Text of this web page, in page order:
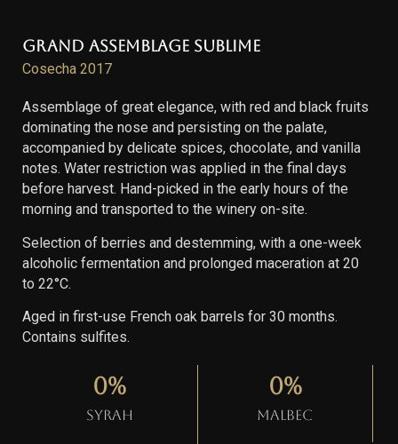
Grand Assemblage Sublime
Cosecha 2017
Assemblage of great elegance, with red and black fruits
dominating the nose and persisting on the palate,
accompanied by delicate spices, chocolate, and vanilla
notes. Water restriction was applied in the final days
before harvest. Hand-picked in the early hours of the
morning and transported to the winery on-site.
Selection of berries and destemming, with a one-week
alcoholic fermentation and prolonged maceration at 20
to 22°C.
Aged in first-use French oak barrels for 30 months.
Contains sulfites.
Syrah
0%
Malbec
0%